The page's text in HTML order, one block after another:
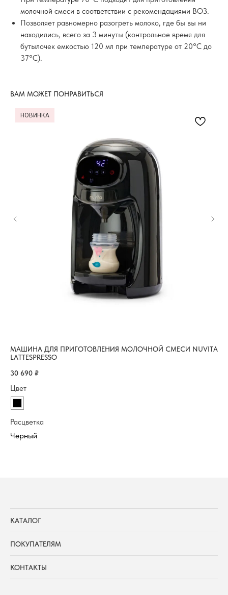
молочной смеси в соответствии с рекомендациями ВОЗ.
Позволяет равномерно разогреть молоко, где бы вы ни
находились, всего за 3 минуты (контрольное время для
бутылочек емкостью 120 мл при температуре от 20°C до
37°C).
ВАМ МОЖЕТ ПОНРАВИТЬСЯ
НОВИНКА
МАШИНА ДЛЯ ПРИГОТОВЛЕНИЯ МОЛОЧНОЙ СМЕСИ NUVITA
LATTESPRESSO
30 690 ₽
Цвет
Расцветка
КАТАЛОГ
ПОКУПАТЕЛЯМ
КОНТАКТЫ